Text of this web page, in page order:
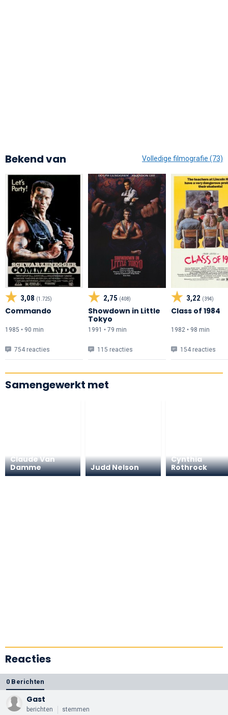
Bekend van Volledige filmografie (73)
3,08 (1.725)
Commando
1985 • 90 min
754 reacties
2,75 (408)
Showdown in Little
Tokyo
1991 • 79 min
115 reacties
3,22 (394)
Class of 1984
1982 • 98 min
154 reacties
Samengewerkt met
Claude Van
Damme
Judd Nelson
Cynthia
Rothrock
Reacties
0 Berichten
Gast
berichten stemmen